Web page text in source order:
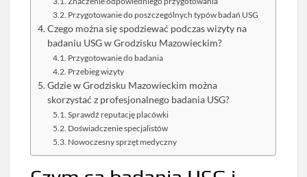
Przygotowanie do poszczególnych typów badań USG
Czego można się spodziewać podczas wizyty na
badaniu USG w Grodzisku Mazowieckim?
Przygotowanie do badania
Przebieg wizyty
Gdzie w Grodzisku Mazowieckim można
skorzystać z profesjonalnego badania USG?
Sprawdź reputację placówki
Doświadczenie specjalistów
Nowoczesny sprzęt medyczny